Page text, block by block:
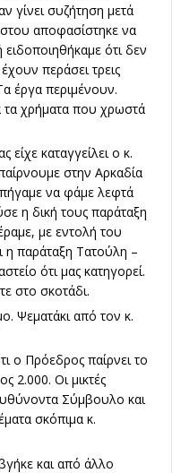
γίνει συζήτηση μετά
αποφασίστηκε να
ειδοποιηθήκαμε ότι δεν
περάσει τρεις
έργα περιμένουν.
τα χρήματα που χρωστά
είχε καταγγείλει ο κ.
στην Αρκαδία
να φάμε λεφτά
η δική τους παράταξη
με εντολή του
η παράταξη Τατούλη –
ότι μας κατηγορεί.
στο σκοτάδι.
Ψεματάκι από τον κ.
ο Πρόεδρος παίρνει το
2.000. Οι μικτές
Σύμβουλο και
σκόπιμα κ.
και από άλλο